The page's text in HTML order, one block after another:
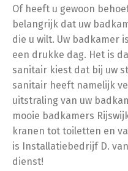
Of heeft u gewoon
belangrijk dat uw
die u wilt. Uw badkamer
een drukke dag. Het is
sanitair kiest dat bij uw
sanitair heeft namelijk
uitstraling van uw
mooie badkamers
kranen tot toiletten en
is Installatiebedrijf D.
dienst!